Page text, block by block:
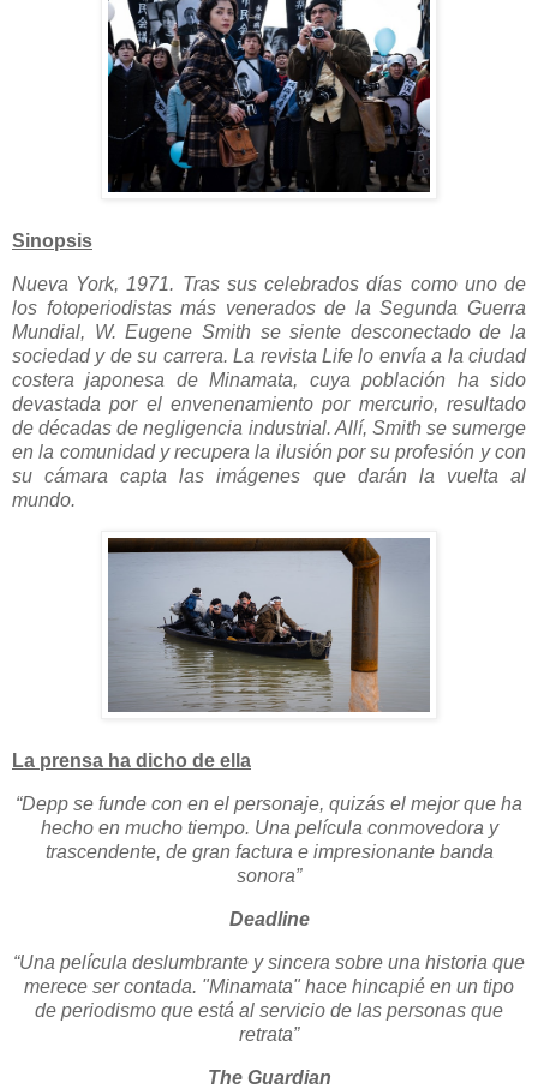
Sinopsis
Nueva York, 1971. Tras sus celebrados días como uno de
los fotoperiodistas más venerados de la Segunda Guerra
Mundial, W. Eugene Smith se siente desconectado de la
sociedad y de su carrera. La revista Life lo envía a la ciudad
costera japonesa de Minamata, cuya población ha sido
devastada por el envenenamiento por mercurio, resultado
de décadas de negligencia industrial. Allí, Smith se sumerge
en la comunidad y recupera la ilusión por su profesión y con
su cámara capta las imágenes que darán la vuelta al
mundo.
La prensa ha dicho de ella
“Depp se funde con en el personaje, quizás el mejor que ha
hecho en mucho tiempo. Una película conmovedora y
trascendente, de gran factura e impresionante banda
sonora”
Deadline
“Una película deslumbrante y sincera sobre una historia que
merece ser contada. "Minamata" hace hincapié en un tipo
de periodismo que está al servicio de las personas que
retrata”
The Guardian